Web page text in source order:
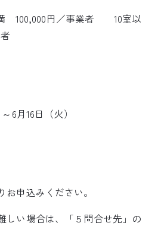
100,000円／事業者 10室以
6月16日（火）
お申込みください。
しい場合は、「５問合せ先」の